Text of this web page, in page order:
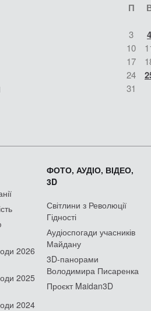
П
3 4
10
17
24
31
2026
2025
2024
ФОТО, АУДІО, ВІДЕО,
3D
Світлини з Революції
Гідності
Аудіоспогади учасників
Майдану
3D-панорами
Володимира Писаренка
Проєкт Maidan3D